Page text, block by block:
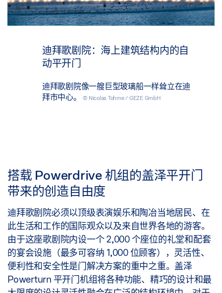
迪拜歌剧院：海上建筑结构内的自
动平开门
迪拜歌剧院像一艘巨型玻璃船一样耸立在迪
拜市中心。© Nicolas Tohme / GEZE GmbH
搭载 Powerdrive 机组的盖泽平开门
带来的创造自由度
迪拜歌剧院必须以顶级表演娱乐和陶冶当地居民、在
此生活和工作的国际观众以及来自世界各地的游客。
由于这座歌剧院内设一个 2,000 个座位的礼堂和配套
的宴会设施（最多可容纳 1,000 位顾客），灵活性、
便利性和安全性是门解决方案的重中之重。盖泽
Powerturn 平开门机组将各种功能、精巧的设计和最